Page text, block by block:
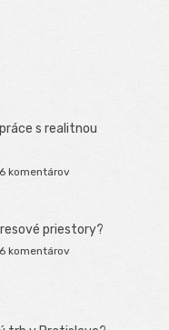
s realitnou
6 komentárov
priestory?
6 komentárov